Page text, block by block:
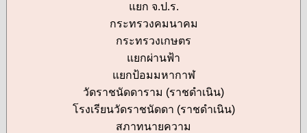
แยก จ.ป.ร.
กระทรวงคมนาคม
กระทรวงเกษตร
แยกผ่านฟ้า
แยกป้อมมหากาฬ
วัดราชนัดดาราม (ราชดำเนิน)
โรงเรียนวัดราชนัดดา (ราชดำเนิน)
สภาทนายความ